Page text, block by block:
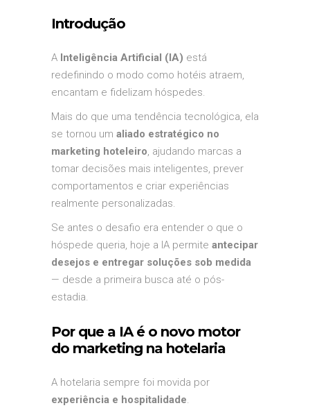
Introdução
A Inteligência Artificial (IA) está
redefinindo o modo como hotéis atraem,
encantam e fidelizam hóspedes.
Mais do que uma tendência tecnológica, ela
se tornou um aliado estratégico no
marketing hoteleiro, ajudando marcas a
tomar decisões mais inteligentes, prever
comportamentos e criar experiências
realmente personalizadas.
Se antes o desafio era entender o que o
hóspede queria, hoje a IA permite antecipar
desejos e entregar soluções sob medida
— desde a primeira busca até o pós-
estadia.
Por que a IA é o novo motor
do marketing na hotelaria
A hotelaria sempre foi movida por
experiência e hospitalidade.